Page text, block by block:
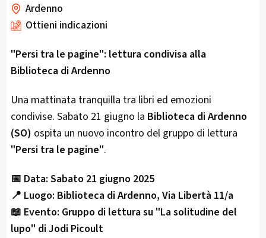
Ardenno
Ottieni indicazioni
"Persi tra le pagine": lettura condivisa alla
Biblioteca di Ardenno
Una mattinata tranquilla tra libri ed emozioni
condivise. Sabato 21 giugno la Biblioteca di Ardenno
(SO) ospita un nuovo incontro del gruppo di lettura
"Persi tra le pagine".
📅 Data: Sabato 21 giugno 2025
📍 Luogo: Biblioteca di Ardenno, Via Libertà 11/a
📖 Evento: Gruppo di lettura su "La solitudine del
lupo" di Jodi Picoult